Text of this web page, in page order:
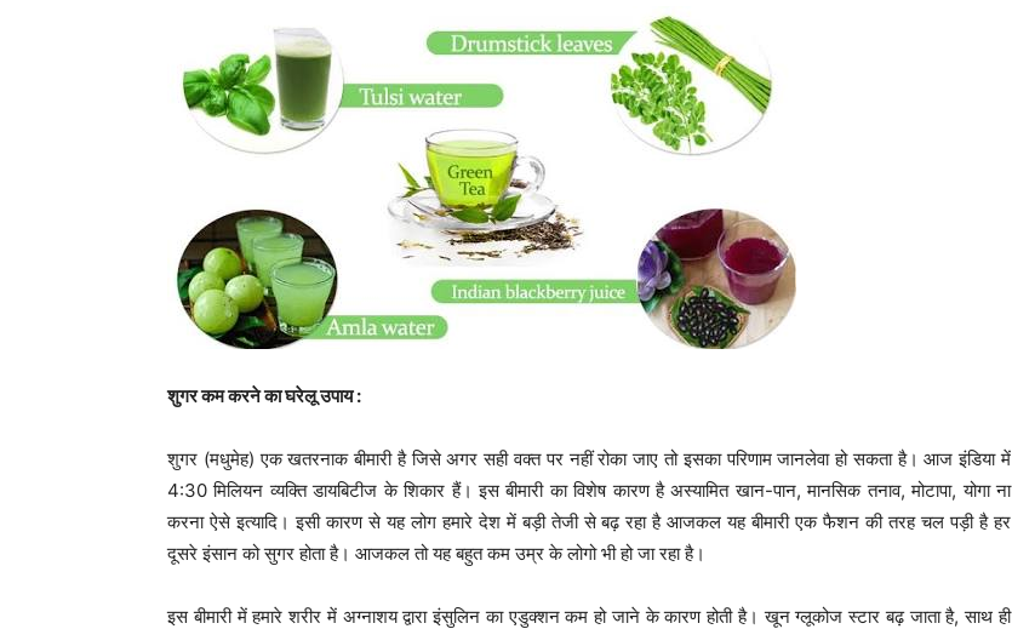
शुगर कम करने का घरेलू उपाय :
शुगर (मधुमेह) एक खतरनाक बीमारी है जिसे अगर सही वक्त पर नहीं रोका जाए तो इसका परिणाम जानलेवा हो सकता है। आज इंडिया में
4:30 मिलियन व्यक्ति डायबिटीज के शिकार हैं। इस बीमारी का विशेष कारण है अस्यामित खान-पान, मानसिक तनाव, मोटापा, योगा ना
करना ऐसे इत्यादि। इसी कारण से यह लोग हमारे देश में बड़ी तेजी से बढ़ रहा है आजकल यह बीमारी एक फैशन की तरह चल पड़ी है हर
दूसरे इंसान को सुगर होता है। आजकल तो यह बहुत कम उम्र के लोगो भी हो जा रहा है।
इस बीमारी में हमारे शरीर में अग्नाशय द्वारा इंसुलिन का एडुक्शन कम हो जाने के कारण होती है। खून ग्लूकोज स्टार बढ़ जाता है, साथ ही